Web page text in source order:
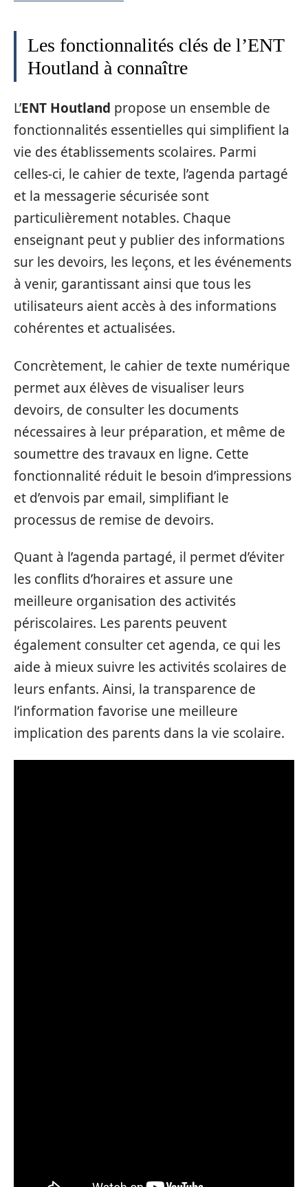
Les fonctionnalités clés de l’ENT
Houtland à connaître
L’ENT Houtland propose un ensemble de
fonctionnalités essentielles qui simplifient la
vie des établissements scolaires. Parmi
celles-ci, le cahier de texte, l’agenda partagé
et la messagerie sécurisée sont
particulièrement notables. Chaque
enseignant peut y publier des informations
sur les devoirs, les leçons, et les événements
à venir, garantissant ainsi que tous les
utilisateurs aient accès à des informations
cohérentes et actualisées.
Concrètement, le cahier de texte numérique
permet aux élèves de visualiser leurs
devoirs, de consulter les documents
nécessaires à leur préparation, et même de
soumettre des travaux en ligne. Cette
fonctionnalité réduit le besoin d’impressions
et d’envois par email, simplifiant le
processus de remise de devoirs.
Quant à l’agenda partagé, il permet d’éviter
les conflits d’horaires et assure une
meilleure organisation des activités
périscolaires. Les parents peuvent
également consulter cet agenda, ce qui les
aide à mieux suivre les activités scolaires de
leurs enfants. Ainsi, la transparence de
l’information favorise une meilleure
implication des parents dans la vie scolaire.